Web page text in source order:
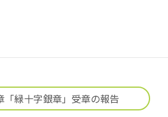
「緑十字銀章」受章の報告